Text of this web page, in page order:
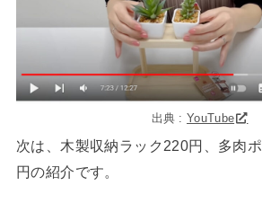
出典 :YouTube
次は、木製収納ラック220円、多肉
円の紹介です。